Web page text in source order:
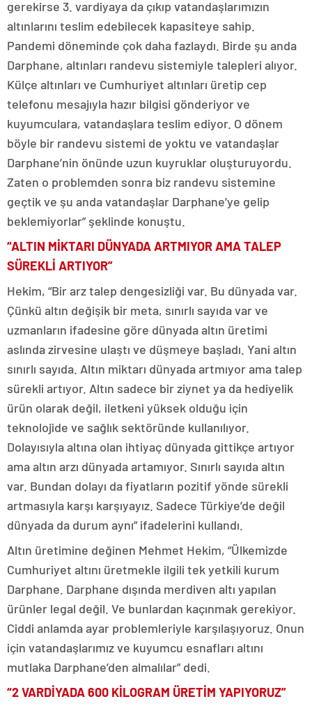
gerekirse 3. vardiyaya da çıkıp vatandaşlarımızın
altınlarını teslim edebilecek kapasiteye sahip.
Pandemi döneminde çok daha fazlaydı. Birde şu anda
Darphane, altınları randevu sistemiyle talepleri alıyor.
Külçe altınları ve Cumhuriyet altınları üretip cep
telefonu mesajıyla hazır bilgisi gönderiyor ve
kuyumculara, vatandaşlara teslim ediyor. O dönem
böyle bir randevu sistemi de yoktu ve vatandaşlar
Darphane’nin önünde uzun kuyruklar oluşturuyordu.
Zaten o problemden sonra biz randevu sistemine
geçtik ve şu anda vatandaşlar Darphane’ye gelip
beklemiyorlar” şeklinde konuştu.
“ALTIN MİKTARI DÜNYADA ARTMIYOR AMA TALEP
SÜREKLİ ARTIYOR”
Hekim, “Bir arz talep dengesizliği var. Bu dünyada var.
Çünkü altın değişik bir meta, sınırlı sayıda var ve
uzmanların ifadesine göre dünyada altın üretimi
aslında zirvesine ulaştı ve düşmeye başladı. Yani altın
sınırlı sayıda. Altın miktarı dünyada artmıyor ama talep
sürekli artıyor. Altın sadece bir ziynet ya da hediyelik
ürün olarak değil, iletkeni yüksek olduğu için
teknolojide ve sağlık sektöründe kullanılıyor.
Dolayısıyla altına olan ihtiyaç dünyada gittikçe artıyor
ama altın arzı dünyada artamıyor. Sınırlı sayıda altın
var. Bundan dolayı da fiyatların pozitif yönde sürekli
artmasıyla karşı karşıyayız. Sadece Türkiye’de değil
dünyada da durum aynı” ifadelerini kullandı.
Altın üretimine değinen Mehmet Hekim, “Ülkemizde
Cumhuriyet altını üretmekle ilgili tek yetkili kurum
Darphane. Darphane dışında merdiven altı yapılan
ürünler legal değil. Ve bunlardan kaçınmak gerekiyor.
Ciddi anlamda ayar problemleriyle karşılaşıyoruz. Onun
için vatandaşlarımız ve kuyumcu esnafları altını
mutlaka Darphane’den almalılar” dedi.
“2 VARDİYADA 600 KİLOGRAM ÜRETİM YAPIYORUZ”